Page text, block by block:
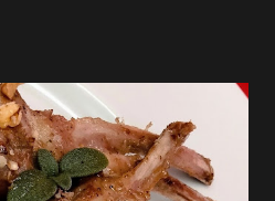
oltre e andiamo
sfoglia di
tacchino, provola, olio
mostarda, caciocavallo